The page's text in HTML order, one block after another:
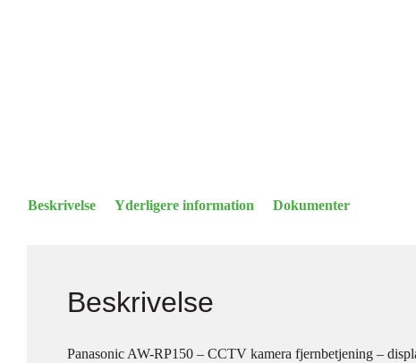
Beskrivelse Yderligere information Dokumenter
Beskrivelse
Panasonic AW-RP150 – CCTV kamera fjernbetjening –